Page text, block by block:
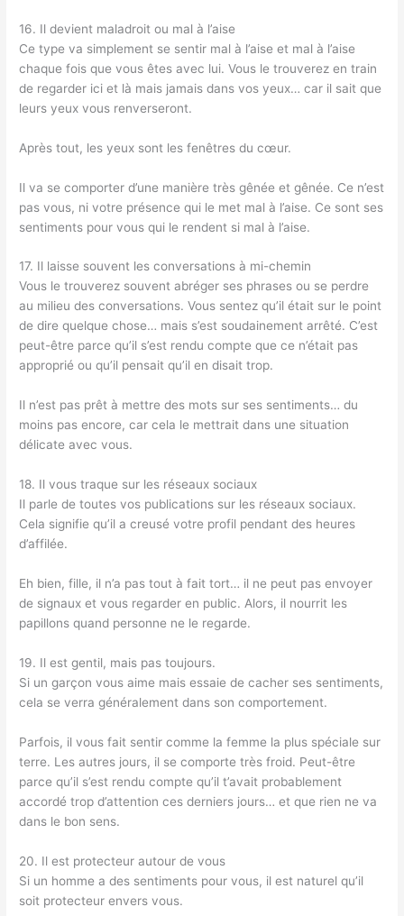
16. Il devient maladroit ou mal à l’aise
Ce type va simplement se sentir mal à l’aise et mal à l’aise
chaque fois que vous êtes avec lui. Vous le trouverez en train
de regarder ici et là mais jamais dans vos yeux… car il sait que
leurs yeux vous renverseront.
Après tout, les yeux sont les fenêtres du cœur.
Il va se comporter d’une manière très gênée et gênée. Ce n’est
pas vous, ni votre présence qui le met mal à l’aise. Ce sont ses
sentiments pour vous qui le rendent si mal à l’aise.
17. Il laisse souvent les conversations à mi-chemin
Vous le trouverez souvent abréger ses phrases ou se perdre
au milieu des conversations. Vous sentez qu’il était sur le point
de dire quelque chose… mais s’est soudainement arrêté. C’est
peut-être parce qu’il s’est rendu compte que ce n’était pas
approprié ou qu’il pensait qu’il en disait trop.
Il n’est pas prêt à mettre des mots sur ses sentiments… du
moins pas encore, car cela le mettrait dans une situation
délicate avec vous.
18. Il vous traque sur les réseaux sociaux
Il parle de toutes vos publications sur les réseaux sociaux.
Cela signifie qu’il a creusé votre profil pendant des heures
d’affilée.
Eh bien, fille, il n’a pas tout à fait tort… il ne peut pas envoyer
de signaux et vous regarder en public. Alors, il nourrit les
papillons quand personne ne le regarde.
19. Il est gentil, mais pas toujours.
Si un garçon vous aime mais essaie de cacher ses sentiments,
cela se verra généralement dans son comportement.
Parfois, il vous fait sentir comme la femme la plus spéciale sur
terre. Les autres jours, il se comporte très froid. Peut-être
parce qu’il s’est rendu compte qu’il t’avait probablement
accordé trop d’attention ces derniers jours… et que rien ne va
dans le bon sens.
20. Il est protecteur autour de vous
Si un homme a des sentiments pour vous, il est naturel qu’il
soit protecteur envers vous.